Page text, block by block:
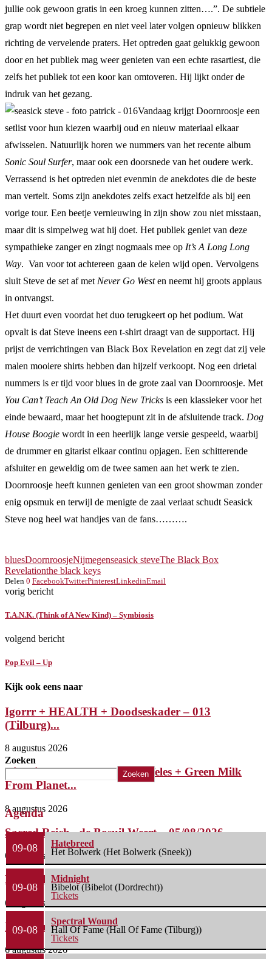
jullie ook gewoon gratis in een kroeg kunnen zitten….”. De subtiele
grap wordt niet begrepen en niet veel later volgen opnieuw blikken
richting de vervelende praters. Het optreden gaat gelukkig gewoon
door en het publiek mag weer genieten van een echte rasartiest, die
zelfs het publiek tot een koor kan omtoveren. Hij lijkt onder de
indruk van het gezang.
Vandaag krijgt Doornroosje een
setlist voor hun kiezen waarbij oud en nieuw materiaal elkaar
afwisselen. Natuurlijk horen we nummers van het recente album
Sonic Soul Surfer, maar ook een doorsnede van het oudere werk.
Verrassend is het optreden niet evenmin de anekdotes die de beste
man vertelt. Soms zijn anekdotes zelfs exact hetzelfde als bij een
vorige tour. Een beetje vernieuwing in zijn show zou niet misstaan,
maar dit is simpelweg wat hij doet. Het publiek geniet van deze
sympathieke zanger en zingt nogmaals mee op It’s A Long Long
Way. Van voor tot achtereen gaan de kelen wijd open. Vervolgens
sluit Steve de set af met Never Go Westen neemt hij groots applaus
in ontvangst.
Het duurt even voordat het duo terugkeert op het podium. Wat
opvalt is dat Steve ineens een t-shirt draagt van de supportact. Hij
prijst de verrichtingen van Black Box Revelation en zegt dat zij vele
malen mooiere shirts hebben dan hijzelf verkoopt. Nog een drietal
nummers is er tijd voor blues in de grote zaal van Doornroosje. Met
You Can’t Teach An Old Dog New Tricks is een klassieker voor het
einde bewaard, maar het hoogtepunt zit in de afsluitende track. Dog
House Boogie wordt in een heerlijk lange versie gespeeld, waarbij
de drummer en gitarist elkaar continu opjagen. Een schitterende
afsluiter en geweldig om de twee samen aan het werk te zien.
Doornroosje heeft kunnen genieten van een groot showman zonder
enig opsmuk en terwijl de menigte de zaal verlaat schudt Seasick
Steve nog heel wat handjes van de fans……….
bluesDoornroosjeNijmegenseasick steveThe Black Box
Revelationthe black keys
Delen 0 FacebookTwitterPinterestLinkedinEmail
vorig bericht
T.A.N.K. (Think of A New Kind) – Symbiosis
volgend bericht
Pop Evil – Up
Kijk ook eens naar
Igorrr + HEALTH + Doodseskader – 013
(Tilburg)...
8 augustus 2026
Riffsniffer Presents: Mephistofeles + Green Milk
From Planet...
8 augustus 2026
Sacred Reich– de Bosuil Weert – 05/08/2026
6 augustus 2026
Misery Index – Elpee (Deinze, België) 04/08/2026
6 augustus 2026
Phil Campbell’s Bastard Sons – De Pul (Uden)...
6 augustus 2026
Zoeken
Zoeken
Agenda
09-08
Hatebreed
Het Bolwerk (Het Bolwerk (Sneek))
09-08
Midnight
Bibelot (Bibelot (Dordrecht))
Tickets
09-08
Spectral Wound
Hall Of Fame (Hall Of Fame (Tilburg))
Tickets